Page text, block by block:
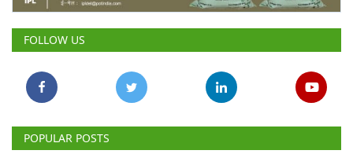
Gallery
National
Latest News
Agriculture Conclave and NACOF
FOLLOW US
POPULAR POSTS